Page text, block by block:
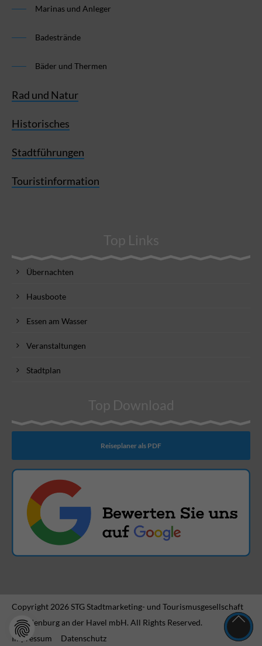
Marinas und Anleger
Badestrände
Bäder und Thermen
Rad und Natur
Historisches
Stadtführungen
Touristinformation
Top Links
Übernachten
Hausboote
Essen am Wasser
Veranstaltungen
Stadtplan
Top Download
Reiseplaner als PDF
Copyright 2026 STG Stadtmarketing- und Tourismusgesellschaft
Brandenburg an der Havel mbH. All Rights Reserved.
Impressum
Datenschutz